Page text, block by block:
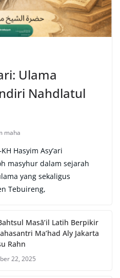
Ulama
Nahdlatul
maha
Hasyim Asy’ari
masyhur dalam sejarah
yang sekaligus
Tebuireng,
Masā’il Latih Berpikir
Ma’had Aly Jakarta
Rahn
22, 2025